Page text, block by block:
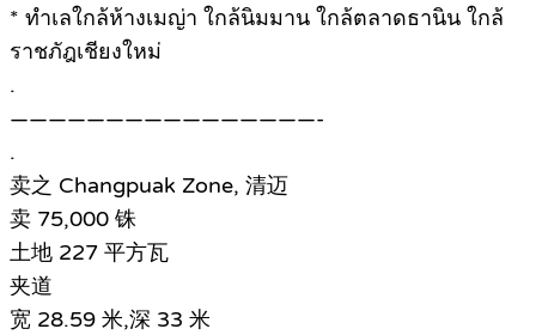
* ทำเลใกล้ห้างเมญ่า ใกล้นิมมาน ใกล้ตลาดธานิน ใกล้
ราชภัฎเชียงใหม่
.
————————————————-
.
卖之 Changpuak Zone, 清迈
卖 75,000 铢
土地 227 平方瓦
夹道
宽 28.59 米,深 33 米